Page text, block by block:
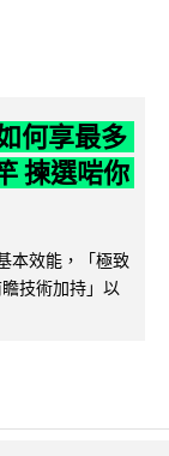
何享最多
揀選啱你
本效能，「極致
技術加持」以